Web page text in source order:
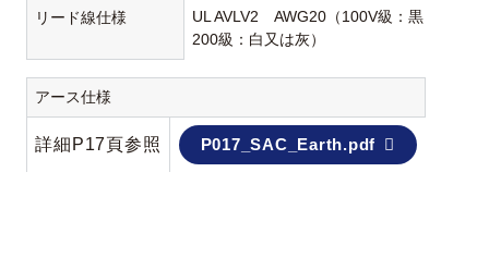
リード線仕様
UL AVLV2 AWG20（100V級：黒
200級：白又は灰）
アース仕様
詳細P17頁参照 P017_SAC_Earth.pdf